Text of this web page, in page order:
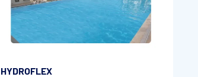
HYDROFLEX